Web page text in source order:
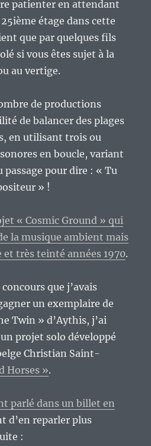
patienter en attendant
étage dans cette
que par quelques fils
si vous êtes sujet à la
au vertige.
de productions
de balancer des plages
en utilisant trois ou
en boucle, variant
passage pour dire : « Tu
» !
« Cosmic Ground » qui
la musique ambient mais
et très teinté années 1970.
que j’avais
un exemplaire de
Twin » d’Aythis, j’ai
projet solo développé
Christian Saint-
Horses ».
parlé dans un billet en
d’en reparler plus
: